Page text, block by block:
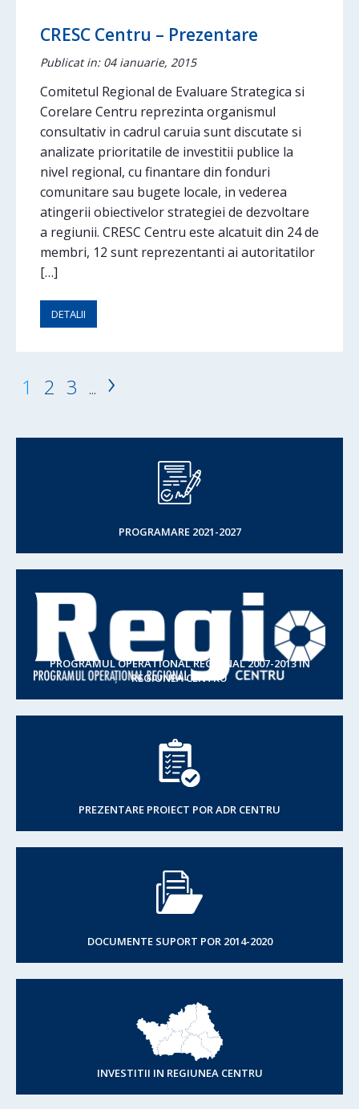
CRESC Centru – Prezentare
Publicat in: 04 ianuarie, 2015
Comitetul Regional de Evaluare Strategica si
Corelare Centru reprezinta organismul
consultativ in cadrul caruia sunt discutate si
analizate prioritatile de investitii publice la
nivel regional, cu finantare din fonduri
comunitare sau bugete locale, in vederea
atingerii obiectivelor strategiei de dezvoltare
a regiunii. CRESC Centru este alcatuit din 24 de
membri, 12 sunt reprezentanti ai autoritatilor
[…]
DETALII
1 2 3 ... ›
PROGRAMARE 2021-2027
PROGRAMUL OPERATIONAL REGIONAL 2007-2013 IN
REGIUNEA CENTRU
PREZENTARE PROIECT POR ADR CENTRU
DOCUMENTE SUPORT POR 2014-2020
INVESTITII IN REGIUNEA CENTRU